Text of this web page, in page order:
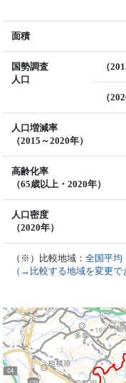
面積
国勢調査
人口
（
（
人口増減率
（2015～2020年）
高齢化率
（65歳以上・2020年）
人口密度
（2020年）
（※）比較地域：全国平均
（→比較する地域を変更で